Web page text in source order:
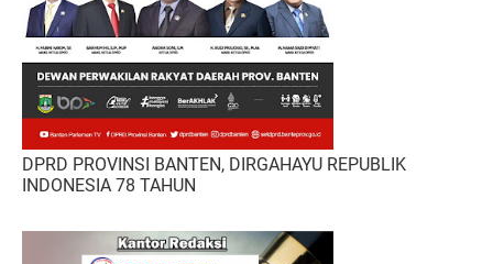
DPRD PROVINSI BANTEN, DIRGAHAYU REPUBLIK
INDONESIA 78 TAHUN